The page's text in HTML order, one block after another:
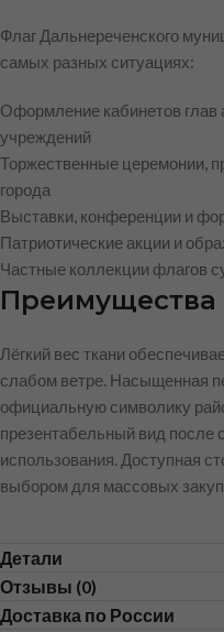
Флаг Дальнереченского
самых разных ситуациях:
Оформление кабинетов
учреждений
Торжественные церемонии,
города
Выставки, конференции и
Патриотические акции и
Частные коллекции флагов
Преимущества
Лёгкий вес ткани
слабом ветре. Насыщенная
официальную символику
презентабельный вид после
использования. Доступная
выбором для массовых
Детали
Отзывы (0)
Доставка по России